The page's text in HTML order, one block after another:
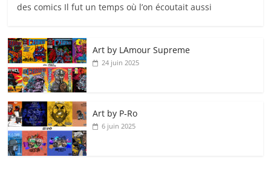
des comics Il fut un temps où l’on écoutait aussi
Art by LAmour Supreme
24 juin 2025
Art by P‑Ro
6 juin 2025